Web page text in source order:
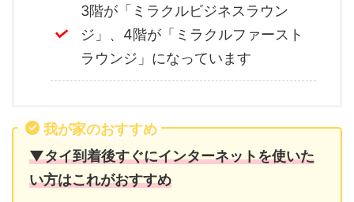
3階が「ミラクルビジネスラウン
ジ」、4階が「ミラクルファースト
ラウンジ」になっています
我が家のおすすめ
▼タイ到着後すぐにインターネットを使いた
い方はこれがおすすめ